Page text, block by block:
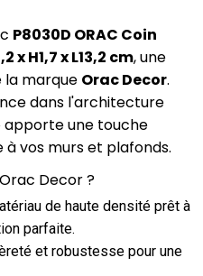
P8030D ORAC Coin
x H1,7 x L13,2 cm, une
la marque Orac Decor.
dans l'architecture
une touche
vos murs et plafonds.
Decor ?
de haute densité prêt à
parfaite.
et robustesse pour une